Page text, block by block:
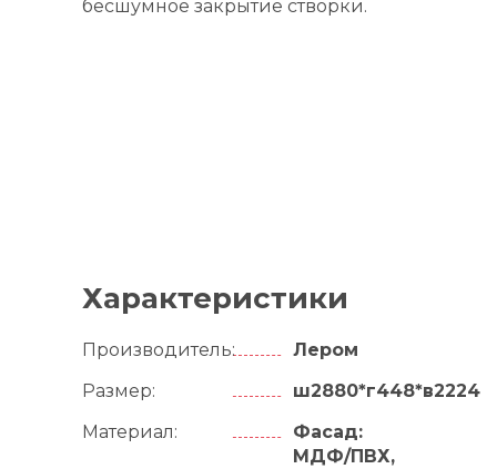
бесшумное закрытие створки.
Характеристики
Производитель:
Лером
Размер:
ш2880*г448*в2224
Материал:
Фасад:
МДФ/ПВХ,